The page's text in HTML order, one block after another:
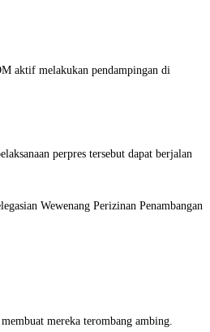
aktif melakukan pendampingan di
perpres tersebut dapat berjalan
Wewenang Perizinan Penambangan
mereka terombang ambing.